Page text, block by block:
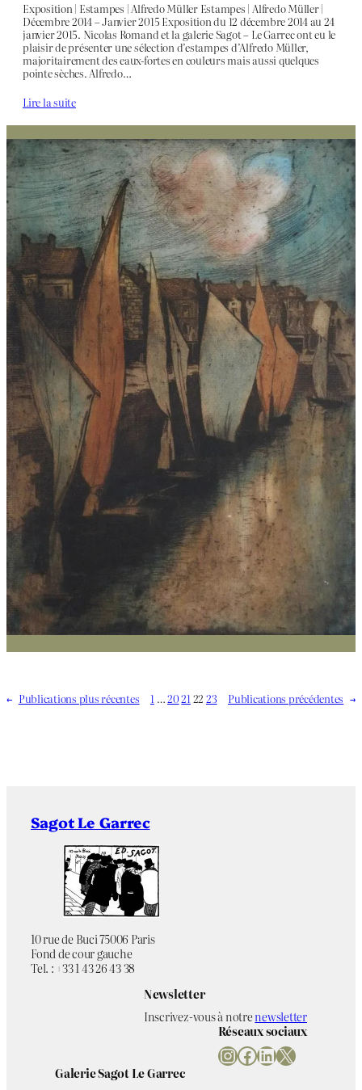
Exposition | Estampes | Alfredo Müller Estampes | Alfredo Müller |
Décembre 2014 – Janvier 2015 Exposition du 12 décembre 2014 au 24
janvier 2015. Nicolas Romand et la galerie Sagot – Le Garrec ont eu le
plaisir de présenter une sélection d’estampes d’Alfredo Müller,
majoritairement des eaux-fortes en couleurs mais aussi quelques
pointe sèches. Alfredo…
Lire la suite
← Publications plus récentes 1 …202122 23 Publications précédentes →
Sagot Le Garrec
10 rue de Buci 75006 Paris
Fond de cour gauche
Tel. : +33 1 43 26 43 38
Newsletter
Inscrivez-vous à notrenewsletter
Réseaux sociaux
InstagramFacebook LinkedIn X
Galerie Sagot Le Garrec